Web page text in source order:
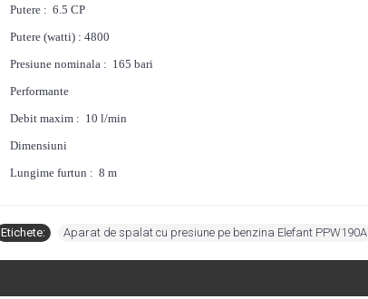
Putere : 6.5 CP
Putere (watti) : 4800
Presiune nominala : 165 bari
Performante
Debit maxim : 10 l/min
Dimensiuni
Lungime furtun : 8 m
Etichete: Aparat de spalat cu presiune pe benzina Elefant PPW190A